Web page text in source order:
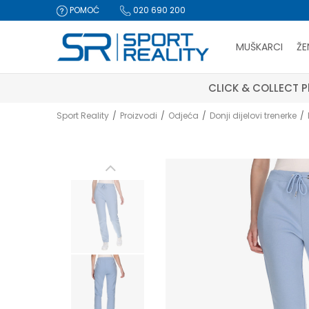
POMOĆ 020 690 200
MUŠKARCI
CLICK &
Sport Reality Proizvodi Odjeća Donji dijelovi trenerke